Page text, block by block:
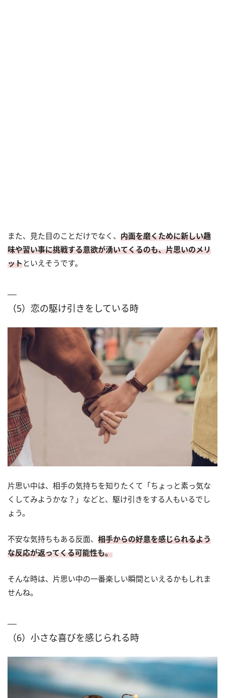
また、見た目のことだけでなく、 内面を磨くために新しい趣
味や習い事に挑戦する意欲が湧いてくるのも、片思いのメリ
ットといえそうです。
（5）恋の駆け引きをしている時
片思い中は、相手の気持ちを知りたくて「ちょっと素っ気な
くしてみようかな？」などと、駆け引きをする人もいるでし
ょう。
不安な気持ちもある反面、 相手からの好意を感じられるよう
な反応が返ってくる可能性も。
そんな時は、片思い中の一番楽しい瞬間といえるかもしれま
せんね。
（6）小さな喜びを感じられる時